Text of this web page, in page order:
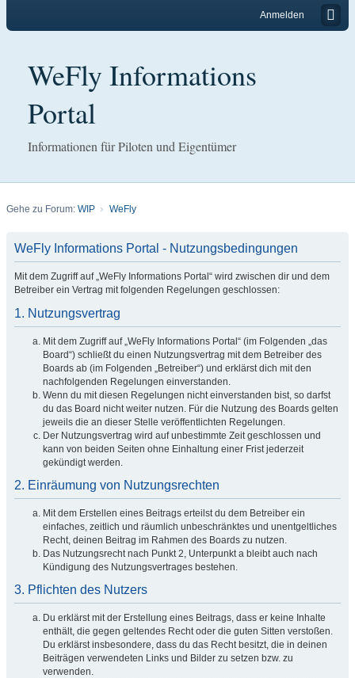
Anmelden
WeFly Informations
Portal
Informationen für Piloten und Eigentümer
Gehe zu Forum: WIP WeFly
WeFly Informations Portal - Nutzungsbedingungen
Mit dem Zugriff auf „WeFly Informations Portal“ wird zwischen dir und dem
Betreiber ein Vertrag mit folgenden Regelungen geschlossen:
1. Nutzungsvertrag
Mit dem Zugriff auf „WeFly Informations Portal“ (im Folgenden „das
Board“) schließt du einen Nutzungsvertrag mit dem Betreiber des
Boards ab (im Folgenden „Betreiber“) und erklärst dich mit den
nachfolgenden Regelungen einverstanden.
Wenn du mit diesen Regelungen nicht einverstanden bist, so darfst
du das Board nicht weiter nutzen. Für die Nutzung des Boards gelten
jeweils die an dieser Stelle veröffentlichten Regelungen.
Der Nutzungsvertrag wird auf unbestimmte Zeit geschlossen und
kann von beiden Seiten ohne Einhaltung einer Frist jederzeit
gekündigt werden.
2. Einräumung von Nutzungsrechten
Mit dem Erstellen eines Beitrags erteilst du dem Betreiber ein
einfaches, zeitlich und räumlich unbeschränktes und unentgeltliches
Recht, deinen Beitrag im Rahmen des Boards zu nutzen.
Das Nutzungsrecht nach Punkt 2, Unterpunkt a bleibt auch nach
Kündigung des Nutzungsvertrages bestehen.
3. Pflichten des Nutzers
Du erklärst mit der Erstellung eines Beitrags, dass er keine Inhalte
enthält, die gegen geltendes Recht oder die guten Sitten verstoßen.
Du erklärst insbesondere, dass du das Recht besitzt, die in deinen
Beiträgen verwendeten Links und Bilder zu setzen bzw. zu
verwenden.